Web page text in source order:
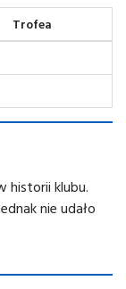
Trofea
historii klubu.
nie udało